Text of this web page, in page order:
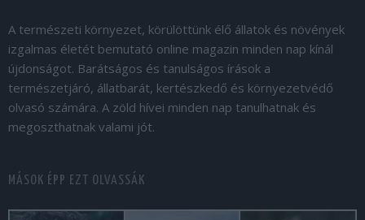
A természeti környezet, körülöttünk élő állatok és növények
izgalmas életét bemutató online magazin minden nap kínál
újdonságot. Barátságos és tanulságos írások a
természetjáró, állatbarát, kertészkedő és környezetvédő
olvasó számára. A zöld hívei minden nap tanulhatnak és
megoszthatnak valami jót.
MÁSOK ÉPP EZT OLVASSÁK